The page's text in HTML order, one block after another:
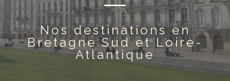
Nos destinations en
Bretagne Sud et Loire-
Atlantique